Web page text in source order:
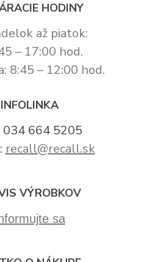
HODINY
až piatok:
– 17:00 hod.
8:45 – 12:00 hod.
INFOLINKA
034 664 5205
recall@recall.sk
VÝROBKOV
sa